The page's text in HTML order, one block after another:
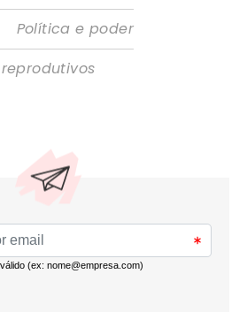
Política e poder